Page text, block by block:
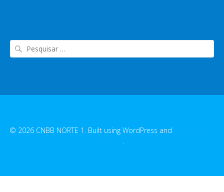
© 2026 CNBB NORTE 1. Built using WordPress and
.